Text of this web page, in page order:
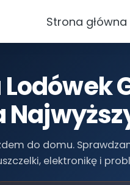
Strona główna
do domu.
elektronikę i
z naprawy— opłata
ustalana
serwisantem